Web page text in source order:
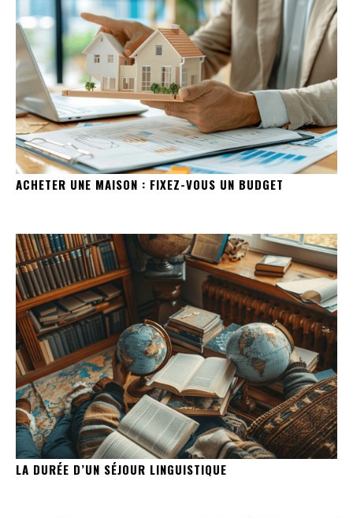
ACHETER UNE MAISON : FIXEZ-VOUS UN BUDGET
LA DURÉE D’UN SÉJOUR LINGUISTIQUE